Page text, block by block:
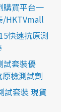
購買平台一
/HKTVmall
快速抗原測
試套裝優
檢測試劑
試套裝 現貨